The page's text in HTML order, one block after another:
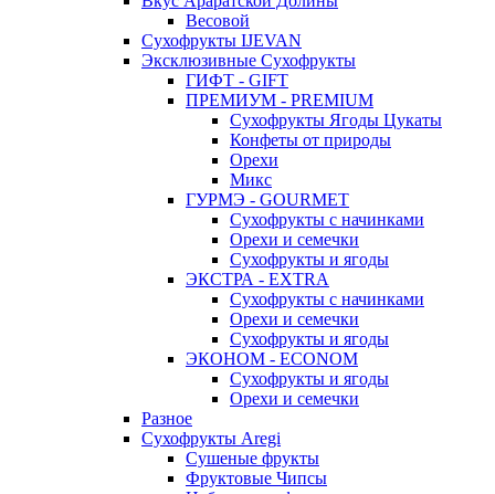
Весовой
Сухофрукты IJEVAN
Эксклюзивные Сухофрукты
ГИФТ - GIFT
ПРЕМИУМ - PREMIUM
Сухофрукты Ягоды Цукаты
Конфеты от природы
Орехи
Микс
ГУРМЭ - GOURMET
Сухофрукты с начинками
Орехи и семечки
Сухофрукты и ягоды
ЭКСТРА - EXTRA
Сухофрукты с начинками
Орехи и семечки
Сухофрукты и ягоды
ЭКОНОМ - ECONOM
Сухофрукты и ягоды
Орехи и семечки
Разное
Сухофрукты Aregi
Сушеные фрукты
Фруктовые Чипсы